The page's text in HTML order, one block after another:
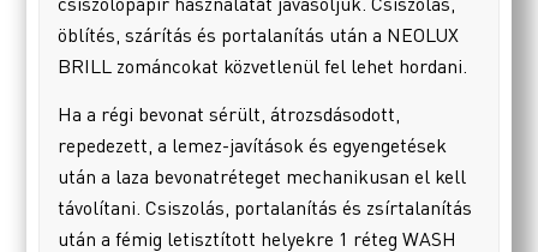
öblítés, szárítás és portalanítás után a NEOLUX
BRILL zománcokat közvetlenül fel lehet hordani.
Ha a régi bevonat sérült, átrozsdásodott,
repedezett, a lemez-javítások és egyengetések
után a laza bevonatréteget mechanikusan el kell
távolítani. Csiszolás, portalanítás és zsírtalanítás
után a fémig letisztított helyekre 1 réteg WASH